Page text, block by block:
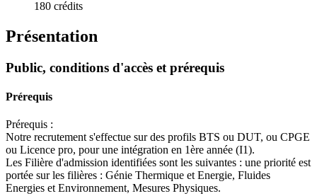
180 crédits
Présentation
Public, conditions d'accès et prérequis
Prérequis
Prérequis :
Notre recrutement s'effectue sur des profils BTS ou DUT, ou CPGE
ou Licence pro, pour une intégration en 1ère année (I1).
Les Filière d'admission identifiées sont les suivantes : une priorité est
portée sur les filières : Génie Thermique et Energie, Fluides
Energies et Environnement, Mesures Physiques.